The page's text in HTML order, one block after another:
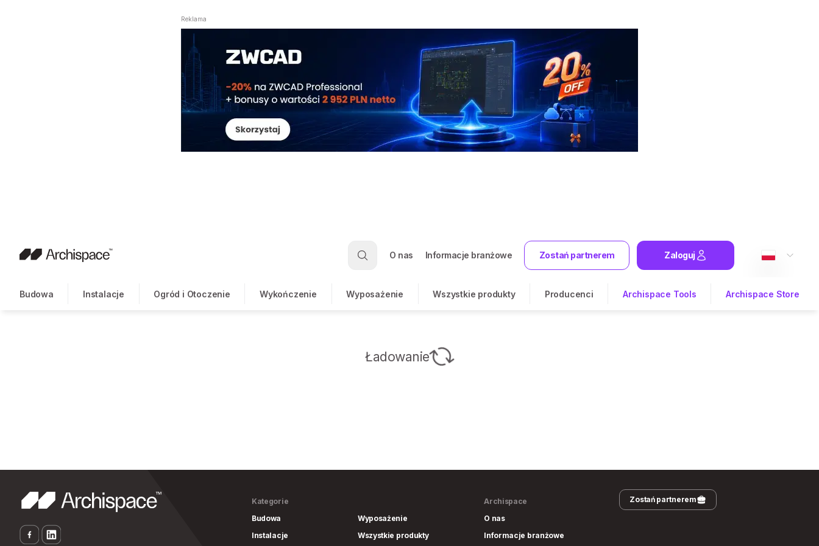
Reklama
O nas Informacje branżowe Zostań partnerem Zaloguj
Budowa Instalacje Ogród i Otoczenie Wykończenie Wyposażenie Wszystkie produkty Producenci Archispace Tools Archispace Store
Ładowanie
Kategorie
Budowa
Instalacje
Wyposażenie
Wszystkie produkty
Archispace
O nas
Informacje branżowe
Zostań partnerem